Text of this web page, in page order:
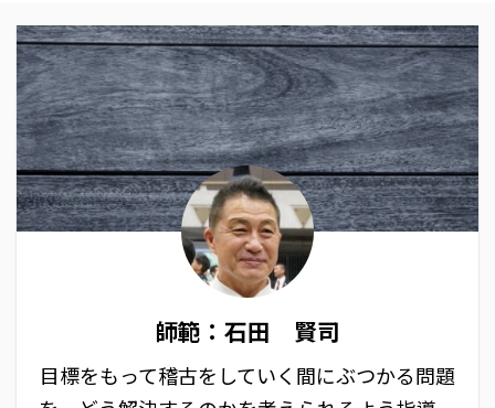
師範：石田 賢司
目標をもって稽古をしていく間にぶつかる問題